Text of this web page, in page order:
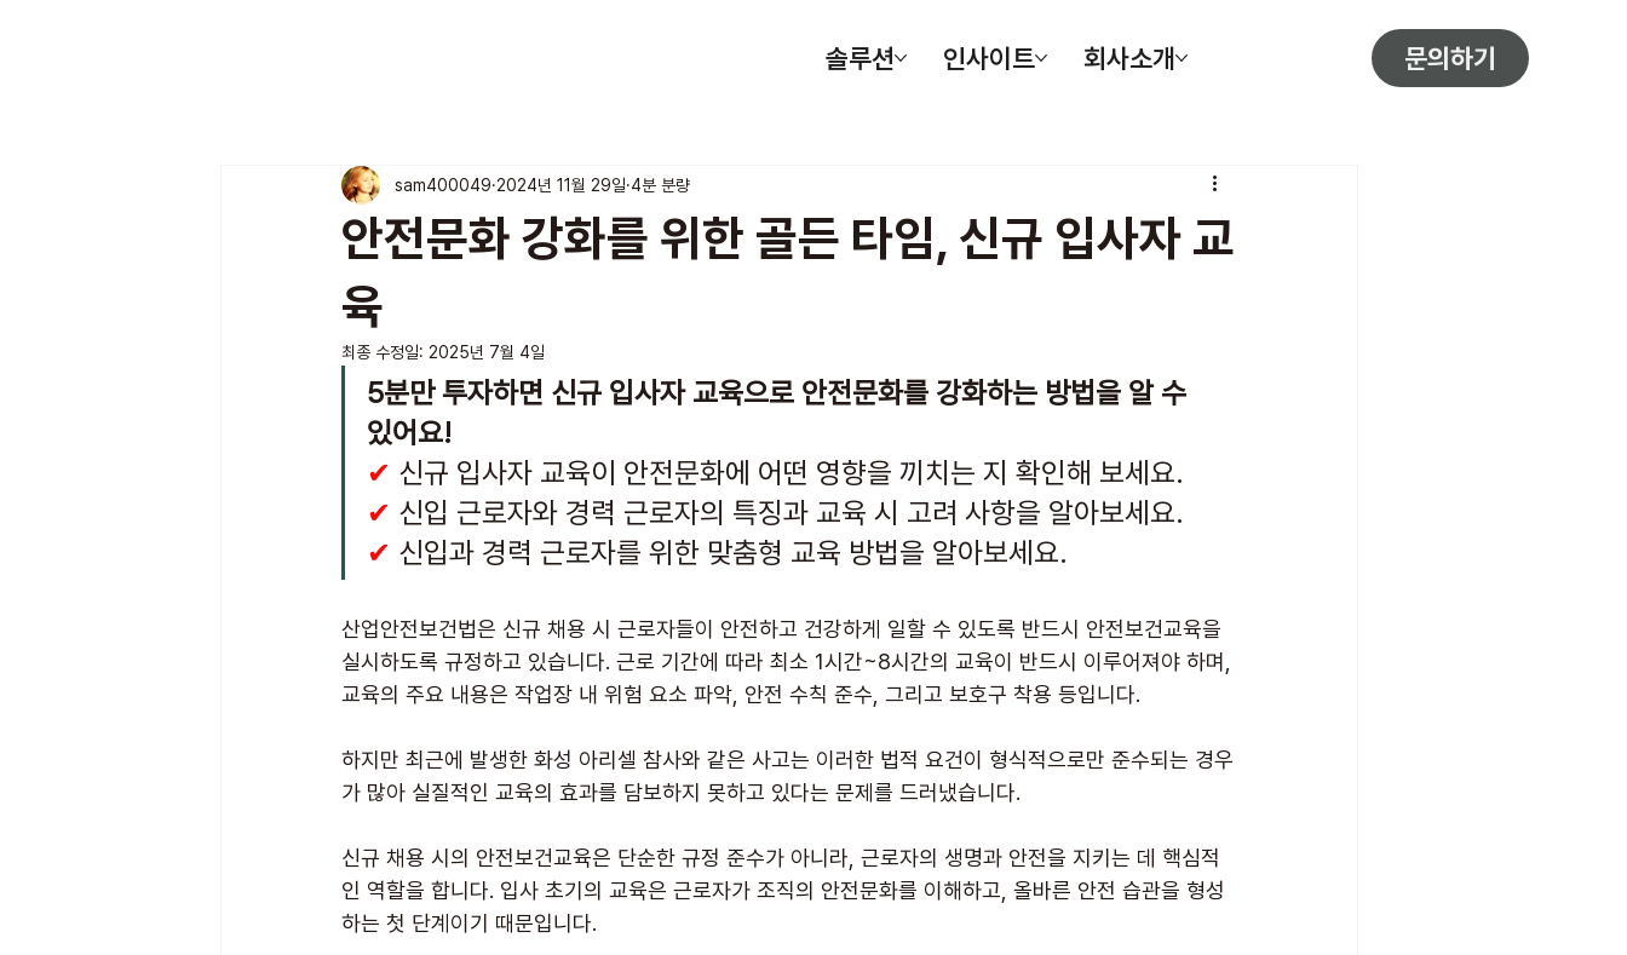
솔루션 인사이트 회사소개 문의하기
안전문화 강화를 위한 골든 타임, 신규 입사자 교
육
sam400049 2024년 11월 29일 4분 분량
최종 수정일: 2025년 7월 4일
5분만 투자하면 신규 입사자 교육으로 안전문화를 강화하는 방법을 알 수
있어요!
✔ 신규 입사자 교육이 안전문화에 어떤 영향을 끼치는 지 확인해 보세요.
✔ 신입 근로자와 경력 근로자의 특징과 교육 시 고려 사항을 알아보세요.
✔ 신입과 경력 근로자를 위한 맞춤형 교육 방법을 알아보세요.
산업안전보건법은 신규 채용 시 근로자들이 안전하고 건강하게 일할 수 있도록 반드시 안전보건교육을
실시하도록 규정하고 있습니다. 근로 기간에 따라 최소 1시간~8시간의 교육이 반드시 이루어져야 하며,
교육의 주요 내용은 작업장 내 위험 요소 파악, 안전 수칙 준수, 그리고 보호구 착용 등입니다.
하지만 최근에 발생한 화성 아리셀 참사와 같은 사고는 이러한 법적 요건이 형식적으로만 준수되는 경우
가 많아 실질적인 교육의 효과를 담보하지 못하고 있다는 문제를 드러냈습니다.
신규 채용 시의 안전보건교육은 단순한 규정 준수가 아니라, 근로자의 생명과 안전을 지키는 데 핵심적
인 역할을 합니다. 입사 초기의 교육은 근로자가 조직의 안전문화를 이해하고, 올바른 안전 습관을 형성
하는 첫 단계이기 때문입니다.